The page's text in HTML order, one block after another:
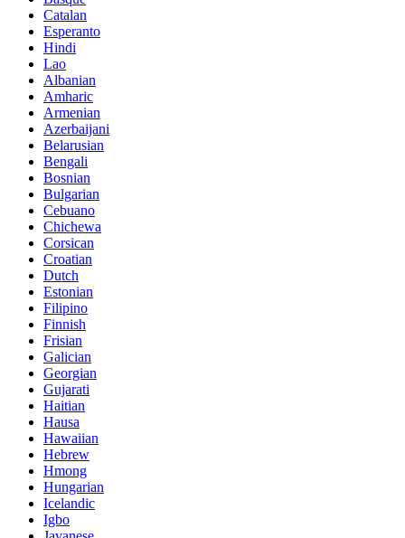
Catalan
Esperanto
Hindi
Lao
Albanian
Amharic
Armenian
Azerbaijani
Belarusian
Bengali
Bosnian
Bulgarian
Cebuano
Chichewa
Corsican
Croatian
Dutch
Estonian
Filipino
Finnish
Frisian
Galician
Georgian
Gujarati
Haitian
Hausa
Hawaiian
Hebrew
Hmong
Hungarian
Icelandic
Igbo